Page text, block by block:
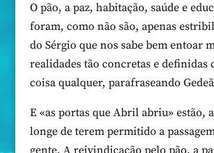
O pão, a paz, habitação, saúde e
foram, como não são, apenas
do Sérgio que nos sabe bem entoar
realidades tão concretas e definidas
coisa qualquer, parafraseando
E «as portas que Abril abriu» estão,
longe de terem permitido a
gente. A reivindicação pelo pão, a